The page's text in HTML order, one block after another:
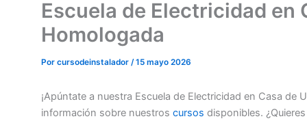
Escuela de Electricidad en
Homologada
Por cursodeinstalador /15 mayo 2026
¡Apúntate a nuestra Escuela de Electricidad en Casa de
información sobre nuestros cursos disponibles.